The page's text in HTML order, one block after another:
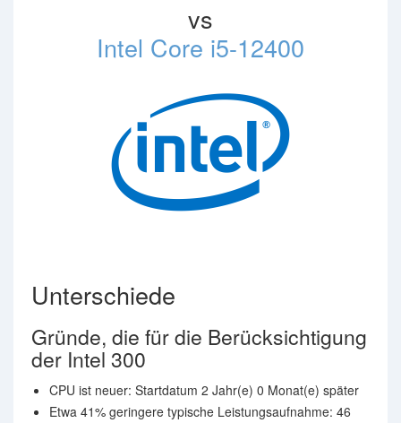
vs
Intel Core i5-12400
Unterschiede
Gründe, die für die Berücksichtigung
der Intel 300
CPU ist neuer: Startdatum 2 Jahr(e) 0 Monat(e) später
Etwa 41% geringere typische Leistungsaufnahme: 46